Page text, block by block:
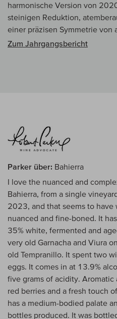
harmonische Version von
steinigen Reduktion,
einer präzisen Symmetrie von
Zum Jahrgangsbericht
Parker über: Bahierra
I love the nuanced and
Bahierra, from a single
2023, and that seems to
nuanced and fine-boned. It
35% white, fermented and
very old Garnacha and Viura
old Tempranillo. It spent two
eggs. It comes in at 13.9%
five grams of acidity.
red berries and a fresh touch
has a medium-bodied palate
bottles produced. It was